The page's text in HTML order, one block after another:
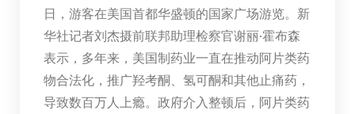
日，游客在美国首都华盛顿的国家广场游览。新
华社记者刘杰摄前联邦助理检察官谢丽·霍布森
表示，多年来，美国制药业一直在推动阿片类药
物合法化，推广羟考酮、氢可酮和其他止痛药，
导致数百万人上瘾。政府介入整顿后，阿片类药